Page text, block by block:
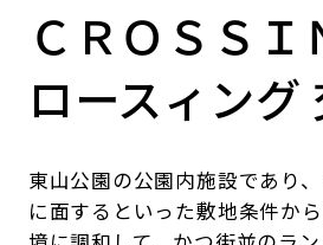
ＣＲＯＳＳＩ
ロースィング
東山公園の公園内施設であり
に面するといった敷地条件か